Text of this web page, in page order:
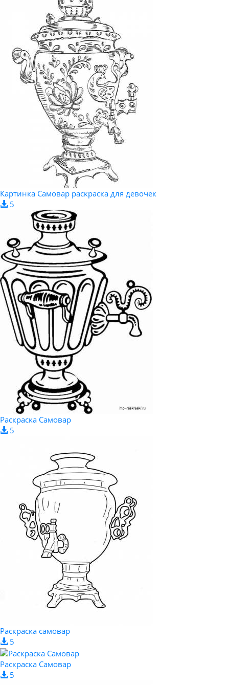
Картинка Самовар раскраска для девочек
5
Раскраска Самовар
5
Раскраска самовар
5
Раскраска Самовар
5